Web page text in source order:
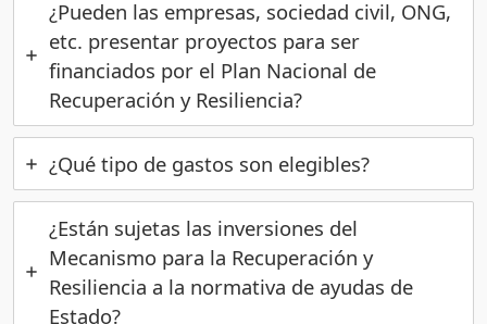
¿Pueden las empresas, sociedad civil, ONG,
etc. presentar proyectos para ser
financiados por el Plan Nacional de
Recuperación y Resiliencia?
¿Qué tipo de gastos son elegibles?
¿Están sujetas las inversiones del
Mecanismo para la Recuperación y
Resiliencia a la normativa de ayudas de
Estado?